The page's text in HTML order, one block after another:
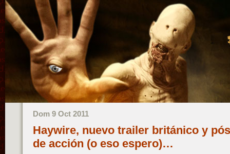
Dom 9 Oct 2011
Haywire, nuevo trailer británico y
de acción (o eso espero)…